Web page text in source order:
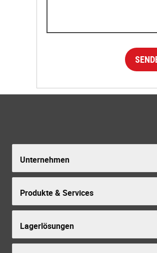
Unternehmen
Produkte & Services
Lagerlösungen